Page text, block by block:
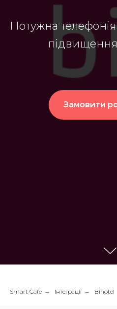
Потужна
Замовити
Smart Cafe → Інтеграції → Binotel